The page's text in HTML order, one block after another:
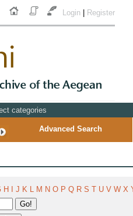
Login Register
categories
Advanced Search
H J K L M N O P Q R S T U V W X